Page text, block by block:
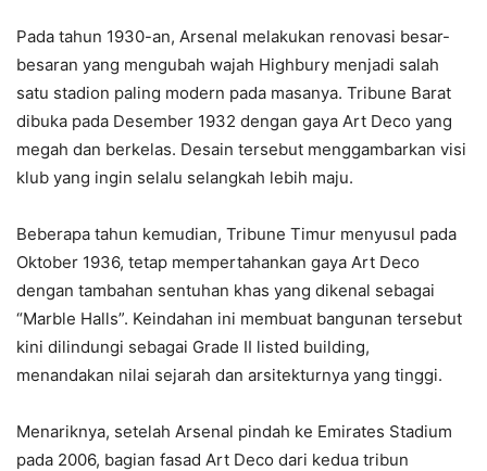
Pada tahun 1930-an, Arsenal melakukan renovasi besar-
besaran yang mengubah wajah Highbury menjadi salah
satu stadion paling modern pada masanya. Tribune Barat
dibuka pada Desember 1932 dengan gaya Art Deco yang
megah dan berkelas. Desain tersebut menggambarkan visi
klub yang ingin selalu selangkah lebih maju.
Beberapa tahun kemudian, Tribune Timur menyusul pada
Oktober 1936, tetap mempertahankan gaya Art Deco
dengan tambahan sentuhan khas yang dikenal sebagai
“Marble Halls”. Keindahan ini membuat bangunan tersebut
kini dilindungi sebagai Grade II listed building,
menandakan nilai sejarah dan arsitekturnya yang tinggi.
Menariknya, setelah Arsenal pindah ke Emirates Stadium
pada 2006, bagian fasad Art Deco dari kedua tribun